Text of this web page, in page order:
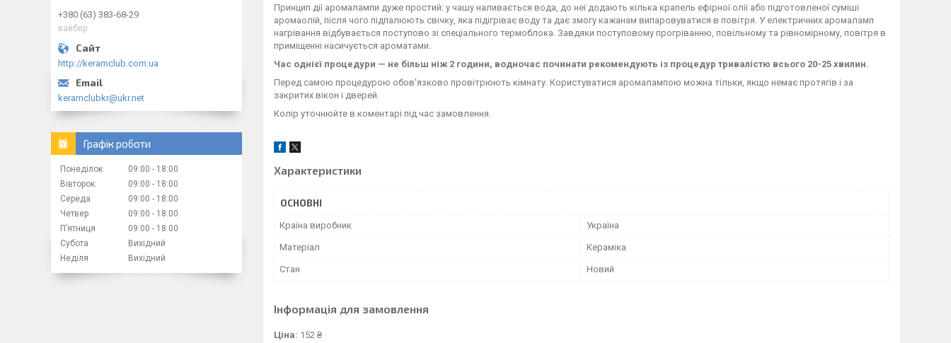
Принцип дії аромалампи дуже простий: у чашу наливається вода, до неї додають кілька крапель ефірної олії або підготовленої суміші
аромаолій, після чого підпалюють свічку, яка підігріває воду та дає змогу кажанам випаровуватися в повітря. У електричних аромаламп
нагрівання відбувається поступово зі спеціального термоблока. Завдяки поступовому прогріванню, повільному та рівномірному, повітря в
приміщенні насичується ароматами.
Час однієї процедури — не більш ніж 2 години, водночас починати рекомендують із процедур тривалістю всього 20-25 хвилин.
Перед самою процедурою обов'язково провітрюють кімнату. Користуватися аромалампою можна тільки, якщо немає протягів і за
закритих вікон і дверей.
Колір уточнюйте в коментарі під час замовлення.
Характеристики
ОСНОВНІ
Країна виробник Україна
Матеріал Кераміка
Стан Новий
Інформація для замовлення
Ціна: 152 ₴
+380 (63) 383-68-29
вайбер
http://keramclub.com.ua
keramclubkr@ukr.net
Графік роботи
Понеділок 09:00
18:00
Вівторок
09:00
18:00
Середа
09:00
18:00
Четвер
09:00
18:00
Пʼятниця
09:00
18:00
Субота
Вихідний
Неділя
Вихідний